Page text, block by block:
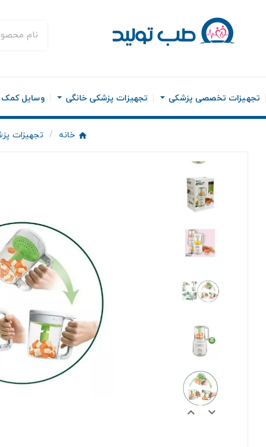
تجهیزات تخصصی پزشکی تجهیزات پزشکی خانگی وسایل کمک
خانه تجهیزات
 